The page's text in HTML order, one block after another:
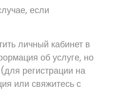
если
личный кабинет в
об услуге, но
регистрации на
или свяжитесь с